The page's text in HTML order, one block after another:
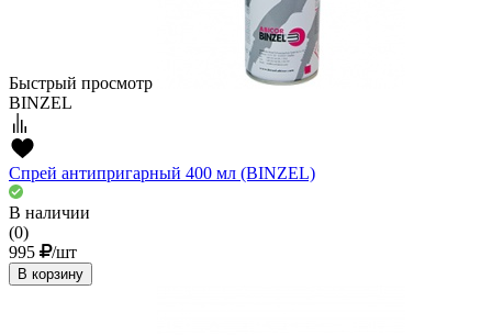
Быстрый просмотр
BINZEL
Спрей антипригарный 400 мл (BINZEL)
В наличии
(0)
995
/шт
В корзину